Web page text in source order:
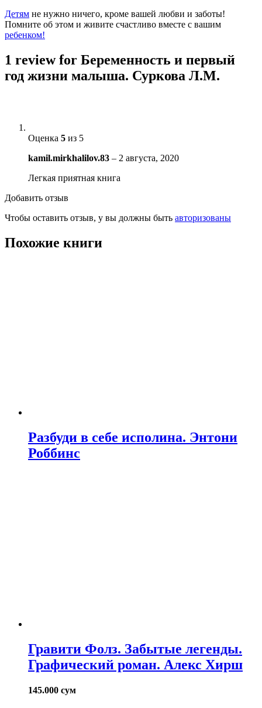
Детям не нужно ничего, кроме вашей любви и заботы!
Помните об этом и живите счастливо вместе с вашим
ребенком!
1 review for Беременность и первый
год жизни малыша. Суркова Л.М.
Оценка 5 из 5
kamil.mirkhalilov.83 – 2 августа, 2020
Легкая приятная книга
Добавить отзыв
Чтобы оставить отзыв, у вы должны быть авторизованы
Похожие книги
Разбуди в себе исполина. Энтони
Роббинс
Гравити Фолз. Забытые легенды.
Графический роман. Алекс Хирш
145.000 сум